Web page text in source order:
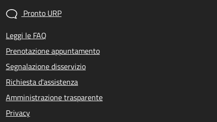
Pronto URP
Leggi le FAQ
Prenotazione appuntamento
Segnalazione disservizio
Richiesta d'assistenza
Amministrazione trasparente
Privacy